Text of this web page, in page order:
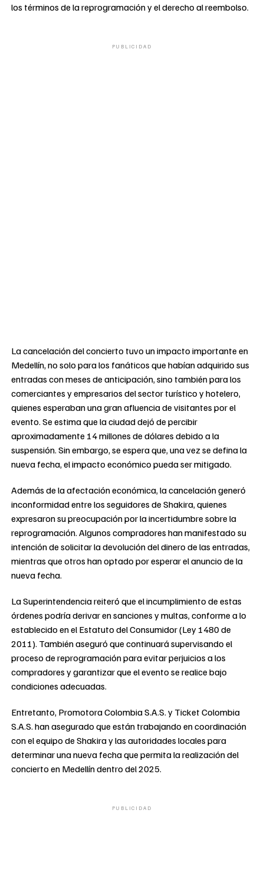
los términos de la reprogramación y el derecho al reembolso.
PUBLICIDAD
La cancelación del concierto tuvo un impacto importante en
Medellín, no solo para los fanáticos que habían adquirido sus
entradas con meses de anticipación, sino también para los
comerciantes y empresarios del sector turístico y hotelero,
quienes esperaban una gran afluencia de visitantes por el
evento. Se estima que la ciudad dejó de percibir
aproximadamente 14 millones de dólares debido a la
suspensión. Sin embargo, se espera que, una vez se defina la
nueva fecha, el impacto económico pueda ser mitigado.
Además de la afectación económica, la cancelación generó
inconformidad entre los seguidores de Shakira, quienes
expresaron su preocupación por la incertidumbre sobre la
reprogramación. Algunos compradores han manifestado su
intención de solicitar la devolución del dinero de las entradas,
mientras que otros han optado por esperar el anuncio de la
nueva fecha.
La Superintendencia reiteró que el incumplimiento de estas
órdenes podría derivar en sanciones y multas, conforme a lo
establecido en el Estatuto del Consumidor (Ley 1480 de
2011). También aseguró que continuará supervisando el
proceso de reprogramación para evitar perjuicios a los
compradores y garantizar que el evento se realice bajo
condiciones adecuadas.
Entretanto, Promotora Colombia S.A.S. y Ticket Colombia
S.A.S. han asegurado que están trabajando en coordinación
con el equipo de Shakira y las autoridades locales para
determinar una nueva fecha que permita la realización del
concierto en Medellín dentro del 2025.
PUBLICIDAD